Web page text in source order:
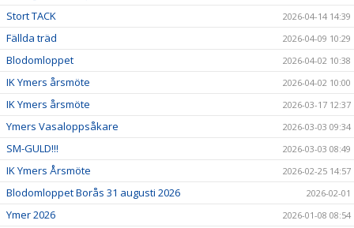
Stort TACK 2026-04-14 14:39
Fällda träd 2026-04-09 10:29
Blodomloppet 2026-04-02 10:38
IK Ymers årsmöte 2026-04-02 10:00
IK Ymers årsmöte 2026-03-17 12:37
Ymers Vasaloppsåkare 2026-03-03 09:34
SM-GULD!!! 2026-03-03 08:49
IK Ymers Årsmöte 2026-02-25 14:57
Blodomloppet Borås 31 augusti 2026 2026-02-01
Ymer 2026 2026-01-08 08:54